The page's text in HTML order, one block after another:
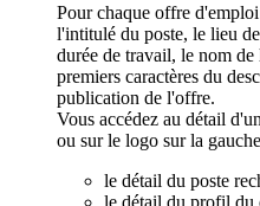
Pour chaque offre
l'intitulé du poste, le lieu
durée de travail, le nom
premiers caractères du
publication de l'offre.
Vous accédez au détail
ou sur le logo sur la
le détail du poste
le détail du profil du